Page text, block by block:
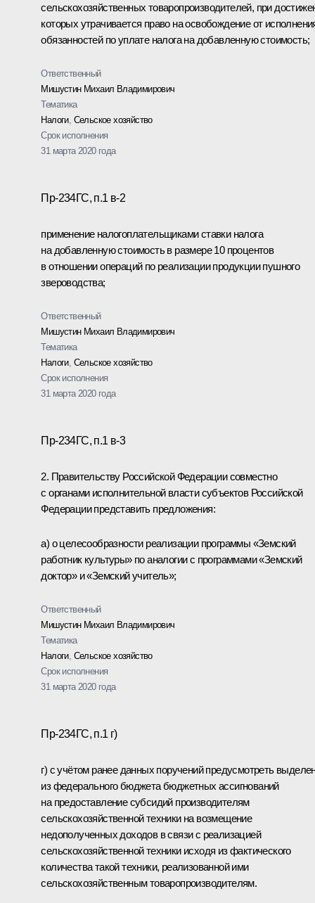
сельскохозяйственных товаропроизводителей, при
которых утрачивается право на освобождение от
обязанностей по уплате налога на добавленную стоимость;
Ответственный
Мишустин Михаил Владимирович
Тематика
Налоги, Сельское хозяйство
Срок исполнения
31 марта 2020 года
Пр-234ГС, п.1 в-2
применение налогоплательщиками ставки налога
на добавленную стоимость в размере 10 процентов
в отношении операций по реализации продукции пушного
звероводства;
Ответственный
Мишустин Михаил Владимирович
Тематика
Налоги, Сельское хозяйство
Срок исполнения
31 марта 2020 года
Пр-234ГС, п.1 в-3
2. Правительству Российской Федерации совместно
с органами исполнительной власти субъектов Российской
Федерации представить предложения:
а) о целесообразности реализации программы «Земский
работник культуры» по аналогии с программами «Земский
доктор» и «Земский учитель»;
Ответственный
Мишустин Михаил Владимирович
Тематика
Налоги, Сельское хозяйство
Срок исполнения
31 марта 2020 года
Пр-234ГС, п.1 г)
г) с учётом ранее данных поручений предусмотреть
из федерального бюджета бюджетных ассигнований
на предоставление субсидий производителям
сельскохозяйственной техники на возмещение
недополученных доходов в связи с реализацией
сельскохозяйственной техники исходя из фактического
количества такой техники, реализованной ими
сельскохозяйственным товаропроизводителям.